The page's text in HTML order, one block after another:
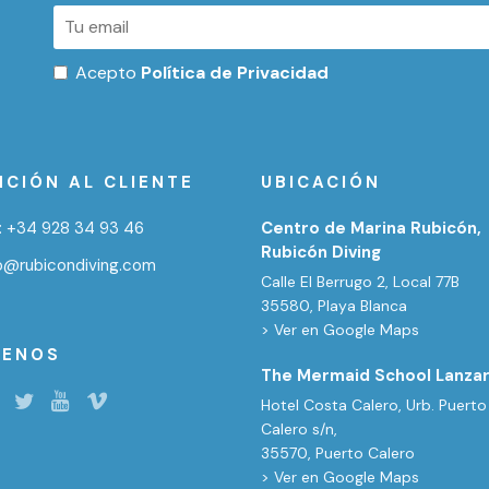
Acepto Política de Privacidad
AL CLIENTE
+34 928 34 93 46
UBICACIÓN
Centro de Marina Rubicón,
Rubicón Diving
Calle El Berrugo 2, Local 77B
35580, Playa Blanca
> Ver en Google Maps
The Mermaid School
Hotel Costa Calero, Urb. Puerto
Calero s/n,
35570, Puerto Calero
> Ver en Google Maps